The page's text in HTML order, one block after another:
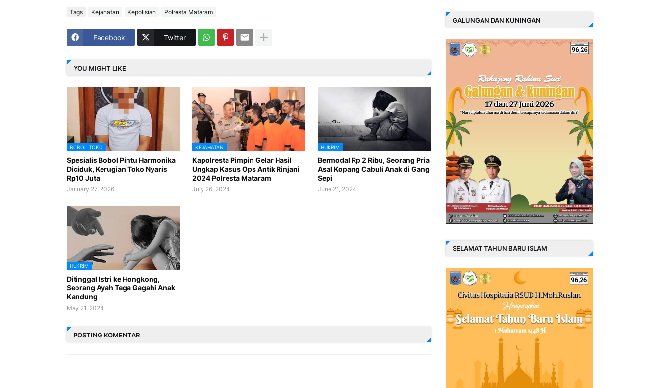
Tags Kejahatan Kepolisian Polresta Mataram
Facebook Twitter
YOU MIGHT LIKE
BOBOL TOKO
Spesialis Bobol Pintu Harmonika
Diciduk, Kerugian Toko Nyaris
Rp10 Juta
January 27, 2026
KEJAHATAN
Kapolresta Pimpin Gelar Hasil
Ungkap Kasus Ops Antik Rinjani
2024 Polresta Mataram
July 26, 2024
HUKRIM
Bermodal Rp 2 Ribu, Seorang Pria
Asal Kopang Cabuli Anak di Gang
Sepi
June 21, 2024
HUKRIM
Ditinggal Istri ke Hongkong,
Seorang Ayah Tega Gagahi Anak
Kandung
May 21, 2024
POSTING KOMENTAR
GALUNGAN DAN KUNINGAN
SELAMAT TAHUN BARU ISLAM